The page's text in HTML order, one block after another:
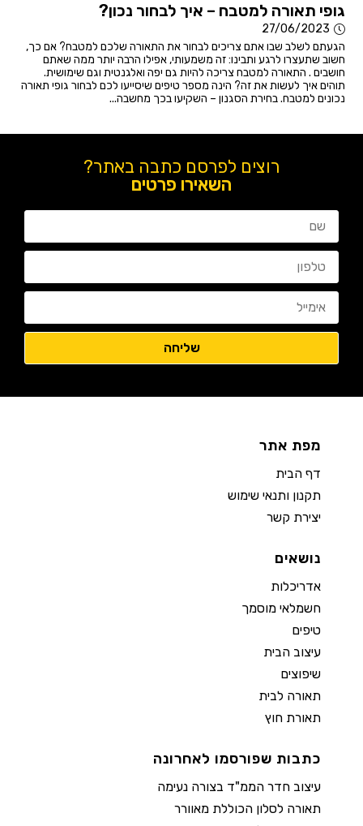
גופי תאורה למטבח – איך לבחור נכון?
27/06/2023
הגעתם לשלב שבו אתם צריכים לבחור את התאורה שלכם למטבח? אם כך,
חשוב שתעצרו לרגע ותבינו: זה משמעותי, אפילו הרבה יותר ממה שאתם
חושבים . התאורה למטבח צריכה להיות גם יפה ואלגנטית וגם שימושית.
תוהים איך לעשות את זה? הינה מספר טיפים שיסייעו לכם לבחור גופי תאורה
נכונים למטבח. בחירת הסגנון – השקיעו בכך מחשבה...
רוצים לפרסם כתבה באתר?
השאירו פרטים
מפת אתר
דף הבית
תקנון ותנאי שימוש
יצירת קשר
נושאים
אדריכלות
חשמלאי מוסמך
טיפים
עיצוב הבית
שיפוצים
תאורה לבית
תאורת חוץ
כתבות שפורסמו לאחרונה
עיצוב חדר הממ"ד בצורה נעימה
תאורה לסלון הכוללת מאוורר